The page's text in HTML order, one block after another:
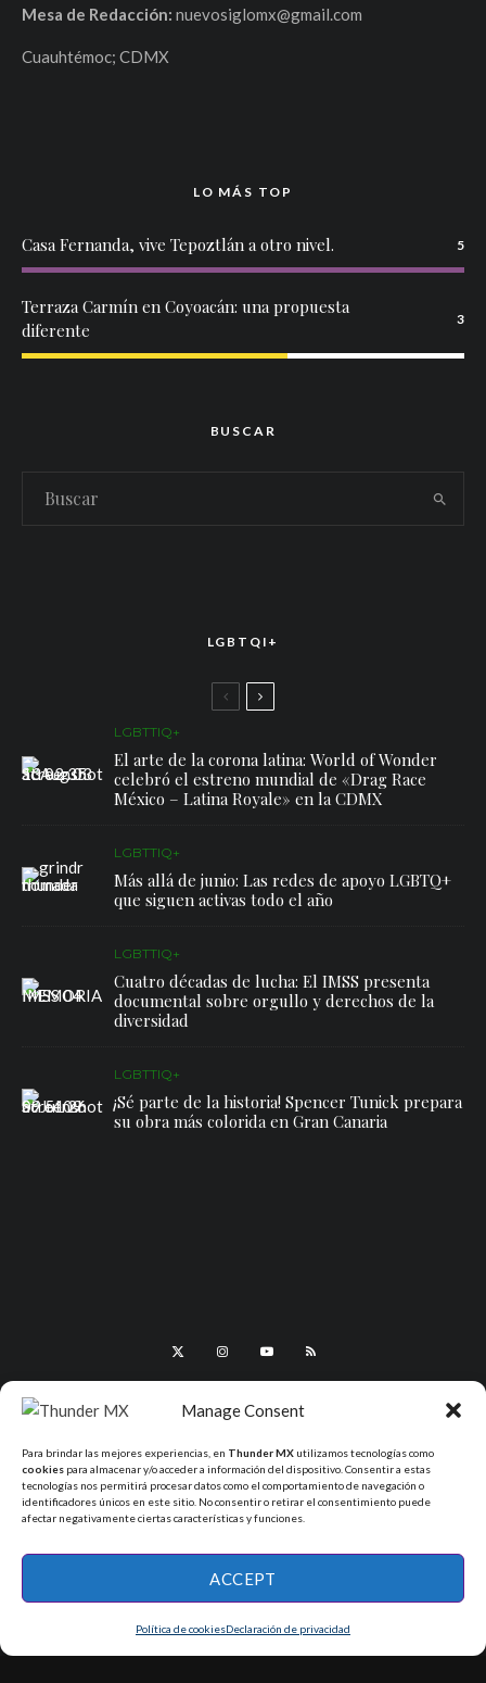
Manage Consent
Para brindar las mejores experiencias, en Thunder MX utilizamos tecnologías como
cookies para almacenar y/o acceder a información del dispositivo. Consentir a estas
tecnologías nos permitirá procesar datos como el comportamiento de navegación o
identificadores únicos en este sitio. No consentir o retirar el consentimiento puede
afectar negativamente ciertas características y funciones.
ACCEPT
Política de cookiesDeclaración de privacidad
Mesa de Redacción: nuevosiglomx@gmail.com
Cuauhtémoc; CDMX
LO MÁS TOP
Casa Fernanda, vive Tepoztlán a otro nivel. 5
Terraza Carmín en Coyoacán: una propuesta
diferente
3
BUSCAR
LGBTQI+
LGBTTIQ+
El arte de la corona latina: World of Wonder
celebró el estreno mundial de «Drag Race
México – Latina Royale» en la CDMX
LGBTTIQ+
Más allá de junio: Las redes de apoyo LGBTQ+
que siguen activas todo el año
LGBTTIQ+
Cuatro décadas de lucha: El IMSS presenta
documental sobre orgullo y derechos de la
diversidad
LGBTTIQ+
¡Sé parte de la historia! Spencer Tunick prepara
su obra más colorida en Gran Canaria